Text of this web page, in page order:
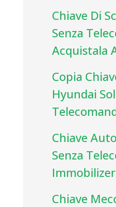
Chiave Di
Senza
Acquistala
Copia
Hyundai
Chiave
Senza
Chiave